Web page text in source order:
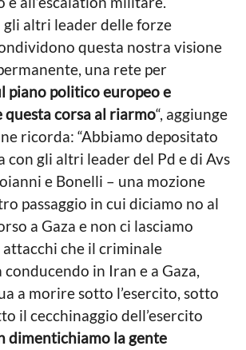
gli altri leader delle forze
questa nostra visione
una rete per
piano politico europeo e
corsa al riarmo“, aggiunge
ricorda: “Abbiamo depositato
con gli altri leader del Pd e di Avs
e Bonelli – una mozione
passaggio in cui diciamo no al
a Gaza e non ci lasciamo
che il criminale
in Iran e a Gaza,
a morire sotto l’esercito, sotto
il cecchinaggio dell’esercito
dimentichiamo la gente